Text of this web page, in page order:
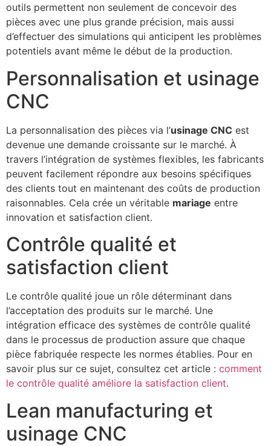
outils permettent non seulement de concevoir des
pièces avec une plus grande précision, mais aussi
d’effectuer des simulations qui anticipent les problèmes
potentiels avant même le début de la production.
Personnalisation et usinage
CNC
La personnalisation des pièces via l’usinage CNC est
devenue une demande croissante sur le marché. À
travers l’intégration de systèmes flexibles, les fabricants
peuvent facilement répondre aux besoins spécifiques
des clients tout en maintenant des coûts de production
raisonnables. Cela crée un véritable mariage entre
innovation et satisfaction client.
Contrôle qualité et
satisfaction client
Le contrôle qualité joue un rôle déterminant dans
l’acceptation des produits sur le marché. Une
intégration efficace des systèmes de contrôle qualité
dans le processus de production assure que chaque
pièce fabriquée respecte les normes établies. Pour en
savoir plus sur ce sujet, consultez cet article : comment
le contrôle qualité améliore la satisfaction client.
Lean manufacturing et
usinage CNC